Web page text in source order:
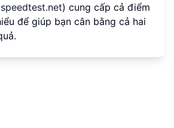
) cung cấp cả điểm
để giúp bạn cân bằng cả hai